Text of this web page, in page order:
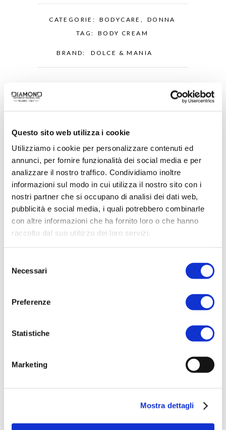
Questo sito web utilizza i cookie
Utilizziamo i cookie per personalizzare contenuti ed
annunci, per fornire funzionalità dei social media e per
analizzare il nostro traffico. Condividiamo inoltre
informazioni sul modo in cui utilizza il nostro sito con i
nostri partner che si occupano di analisi dei dati web,
pubblicità e social media, i quali potrebbero combinarle
con altre informazioni che ha fornito loro o che hanno
raccolto dal suo utilizzo dei loro servizi.
delNecessari
Preferenze
Statistiche
Marketing
Mostra dettagli
CATEGORIE: BODYCARE ,
DONNA
TAG:
BODY CREAM
BRAND: DOLCE & MANIA
Related products
ACQUISTA PRODOTTO
BELLAGIO | SOLEIL D’OR BODY
CREAM
ACQUISTA PRODOTTO
JEEP | ADVENTURE SHAMPOO &